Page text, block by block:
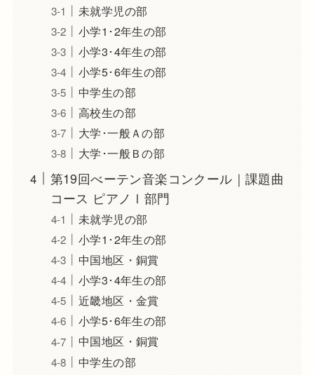
未就学児の部
小学1･2年生の部
小学3･4年生の部
小学5･6年生の部
中学生の部
高校生の部
大学･一般Ａの部
大学･一般Ｂの部
第19回べーテン音楽コンクール｜課題曲
コース ピアノⅠ部門
未就学児の部
小学1･2年生の部
中国地区・銅賞
小学3･4年生の部
近畿地区・金賞
小学5･6年生の部
中国地区・銅賞
中学生の部